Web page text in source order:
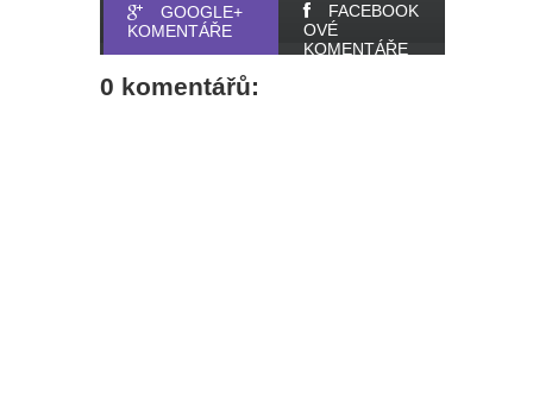
GOOGLE+
KOMENTÁŘE
FACEBOOK
OVÉ
KOMENTÁŘE
0 komentářů: